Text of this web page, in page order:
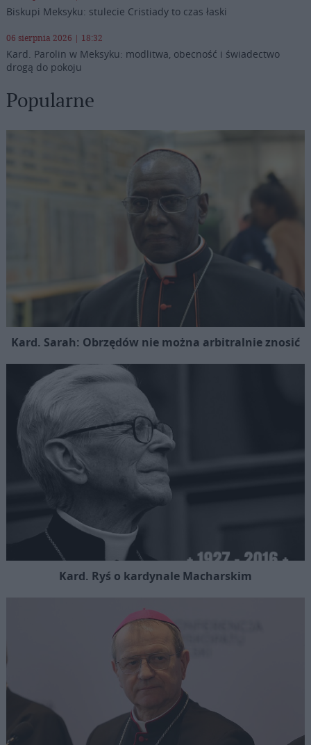
Biskupi Meksyku: stulecie Cristiady to czas łaski
06 sierpnia 2026 | 18:32
Kard. Parolin w Meksyku: modlitwa, obecność i świadectwo
drogą do pokoju
Popularne
Kard. Sarah: Obrzędów nie można arbitralnie znosić
Kard. Ryś o kardynale Macharskim